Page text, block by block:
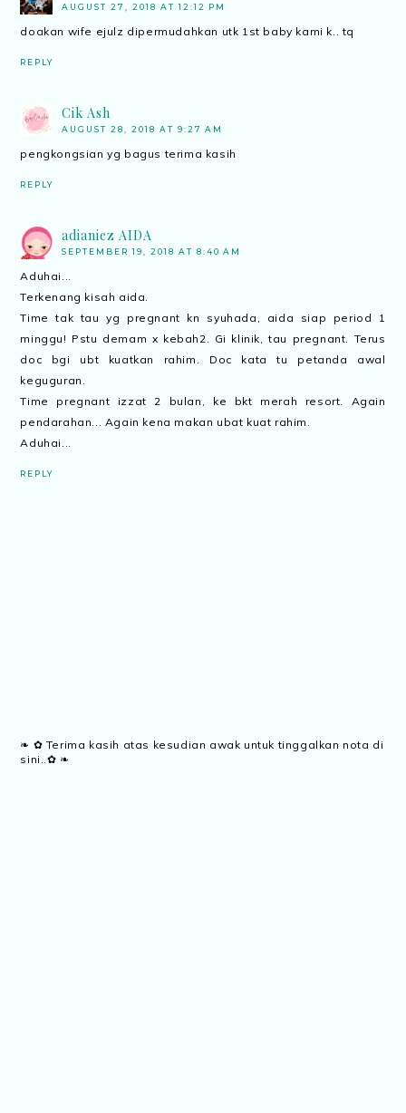
AUGUST 27, 2018 AT 12:12 PM
doakan wife ejulz dipermudahkan utk 1st baby kami k.. tq
REPLY
Cik Ash
AUGUST 28, 2018 AT 9:27 AM
pengkongsian yg bagus terima kasih
REPLY
adianiez AIDA
SEPTEMBER 19, 2018 AT 8:40 AM
Aduhai...
Terkenang kisah aida.
Time tak tau yg pregnant kn syuhada, aida siap period 1
minggu! Pstu demam x kebah2. Gi klinik, tau pregnant. Terus
doc bgi ubt kuatkan rahim. Doc kata tu petanda awal
keguguran.
Time pregnant izzat 2 bulan, ke bkt merah resort. Again
pendarahan... Again kena makan ubat kuat rahim.
Aduhai...
REPLY
❧ ✿ Terima kasih atas kesudian awak untuk tinggalkan nota di
sini..✿ ❧